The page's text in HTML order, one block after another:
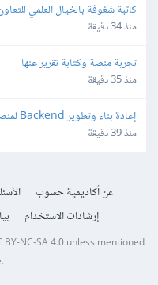
كاتبة شغوفة بالخيال العلمي
منذ 34 دقيقة
تجربة منصة وكتابة تقرير عنها
منذ 35 دقيقة
إعادة بناء وتطوير Backend لمنصة تعليمية وتحويله من Flask إلى Node.js
منذ 39 دقيقة
عن أكاديمية حسوب
إرشادات الاستخدام
BY-NC-SA 4.0unless mentioned